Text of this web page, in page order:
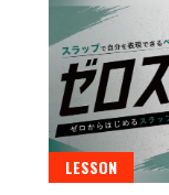
LESSON